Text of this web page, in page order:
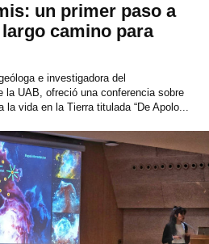
un primer paso a
camino para
e investigadora del
la UAB, ofreció una conferencia sobre
la vida en la Tierra titulada “De Apolo...